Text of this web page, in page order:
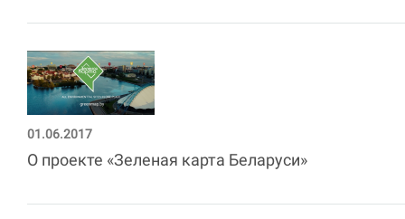
01.06.2017
О проекте «Зеленая карта Беларуси»